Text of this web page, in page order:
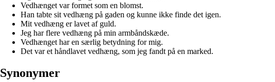
Vedhænget var formet som en blomst.
Han tabte sit vedhæng på gaden og kunne ikke finde det igen.
Mit vedhæng er lavet af guld.
Jeg har flere vedhæng på min armbåndskæde.
Vedhænget har en særlig betydning for mig.
Det var et håndlavet vedhæng, som jeg fandt på en marked.
Synonymer